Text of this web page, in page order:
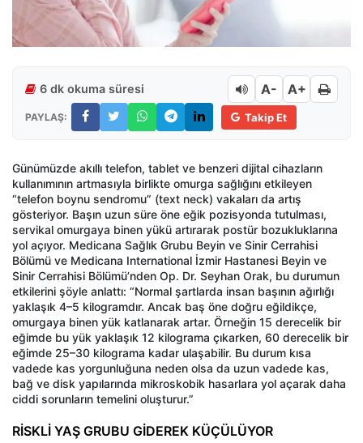
6 dk okuma süresi A- A+
PAYLAŞ: Takip Et
Günümüzde akıllı telefon, tablet ve benzeri dijital cihazların
kullanımının artmasıyla birlikte omurga sağlığını etkileyen
“telefon boynu sendromu” (text neck) vakaları da artış
gösteriyor. Başın uzun süre öne eğik pozisyonda tutulması,
servikal omurgaya binen yükü artırarak postür bozukluklarına
yol açıyor. Medicana Sağlık Grubu Beyin ve Sinir Cerrahisi
Bölümü ve Medicana International İzmir Hastanesi Beyin ve
Sinir Cerrahisi Bölümü’nden Op. Dr. Seyhan Orak, bu durumun
etkilerini şöyle anlattı: “Normal şartlarda insan başının ağırlığı
yaklaşık 4–5 kilogramdır. Ancak baş öne doğru eğildikçe,
omurgaya binen yük katlanarak artar. Örneğin 15 derecelik bir
eğimde bu yük yaklaşık 12 kilograma çıkarken, 60 derecelik bir
eğimde 25–30 kilograma kadar ulaşabilir. Bu durum kısa
vadede kas yorgunluğuna neden olsa da uzun vadede kas,
bağ ve disk yapılarında mikroskobik hasarlara yol açarak daha
ciddi sorunların temelini oluşturur.”
RİSKLİ YAŞ GRUBU GİDEREK KÜÇÜLÜYOR